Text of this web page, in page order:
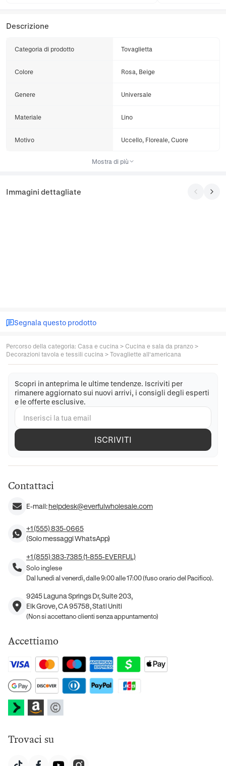
Descrizione
Categoria di prodotto Tovaglietta
Colore Rosa, Beige
Genere Universale
Materiale Lino
Motivo Uccello, Floreale, Cuore
Mostra di più
Immagini dettagliate
Segnala questo prodotto
Percorso della categoria: Casa e cucina > Cucina e sala da pranzo >
Decorazioni tavola e tessili cucina > Tovagliette all'americana
Scopri in anteprima le ultime tendenze. Iscriviti per
rimanere aggiornato sui nuovi arrivi, i consigli degli esperti
e le offerte esclusive.
ISCRIVITI
Contattaci
E-mail:helpdesk@everfulwholesale.com
+1 (555) 835-0665
(Solo messaggi WhatsApp)
+1 (855) 383-7385 (1-855-EVERFUL)
Solo inglese
Dal lunedì al venerdì, dalle 9:00 alle 17:00 (fuso orario del Pacifico).
9245 Laguna Springs Dr, Suite 203,
Elk Grove, CA 95758, Stati Uniti
(Non si accettano clienti senza appuntamento)
Accettiamo
Trovaci su